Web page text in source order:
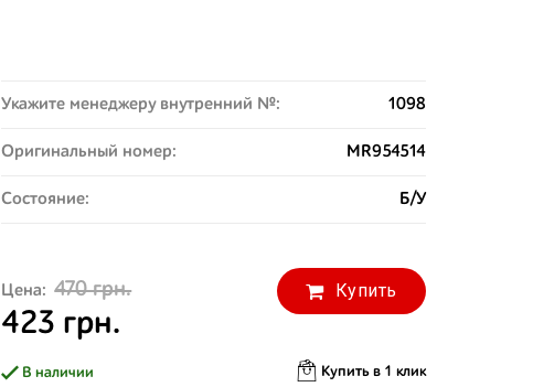
Укажите менеджеру внутренний №: 1098
Оригинальный номер: MR954514
Состояние: Б/У
Цена: 470 грн.
423 грн.
Купить
В наличии Купить в 1 клик